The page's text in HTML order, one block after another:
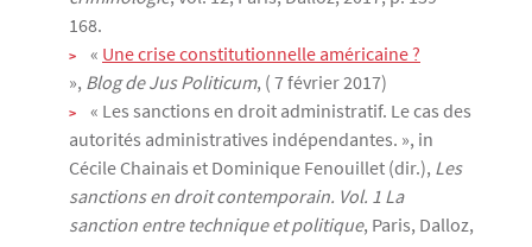
168.
« Une crise constitutionnelle américaine ?
», Blog de Jus Politicum, ( 7 février 2017)
« Les sanctions en droit administratif. Le cas des
autorités administratives indépendantes. », in
Cécile Chainais et Dominique Fenouillet (dir.), Les
sanctions en droit contemporain. Vol. 1 La
sanction entre technique et politique, Paris, Dalloz,